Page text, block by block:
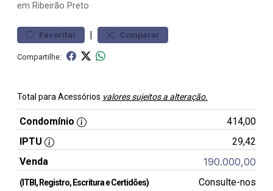
em Ribeirão Preto
Favoritar | Comparar
Compartilhe:
Total para Acessórios valores sujeitos a alteração.
Condomínio
414,00
IPTU
29,42
Venda
190.000,00
(ITBI, Registro, Escritura e Certidões) Consulte-nos